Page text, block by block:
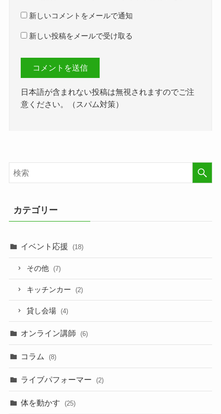
新しいコメントをメールで通知
新しい投稿をメールで受け取る
日本語が含まれない投稿は無視されますのでご注
意ください。（スパム対策）
カテゴリー
イベント応援 (18)
その他 (7)
キッチンカー (2)
貸し会場 (4)
オンライン講師 (6)
コラム (8)
ライブパフォーマー (2)
体を動かす (25)